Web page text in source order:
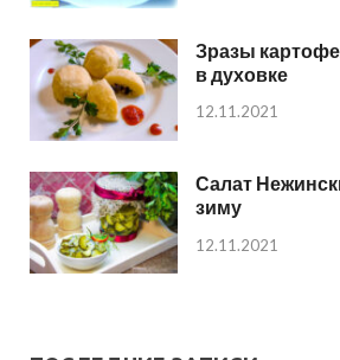
Зразы
в духовке
12.11.2021
Салат
зиму
12.11.2021